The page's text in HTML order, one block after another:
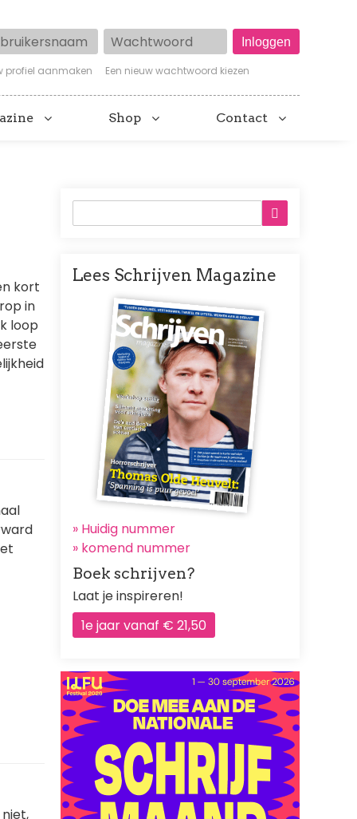
Wachtwoord
profiel aanmaken Een nieuw wachtwoord kiezen
Shop Contact
kort
in
loop
Lees Schrijven Magazine
Afbeelding
» Huidig nummer
» komend nummer
Boek schrijven?
Laat je inspireren!
1e jaar vanaf € 21,50